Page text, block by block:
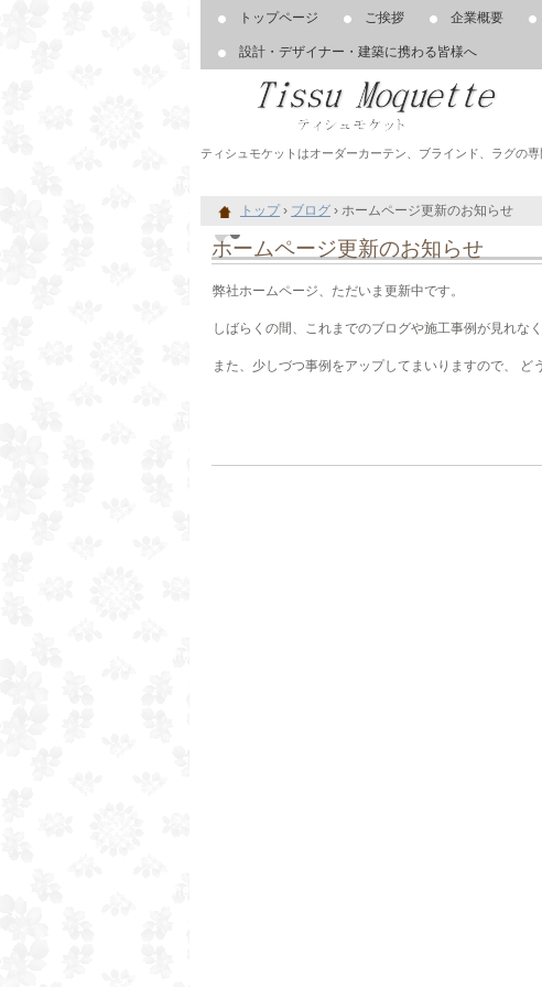
ティシュモケットはオーダーカーテン、ブラインド、ラグの専
トップページ ご挨拶 企業概要
設計・デザイナー・建築に携わる皆様へ
トップ › ブログ › ホームページ更新のお知らせ
ホームページ更新のお知らせ
弊社ホームページ、ただいま更新中です。
しばらくの間、これまでのブログや施工事例が見れな
また、少しづつ事例をアップしてまいりますので、 ど